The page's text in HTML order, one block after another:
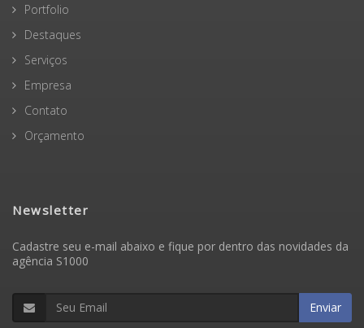
Portfolio
Destaques
Serviços
Empresa
Contato
Orçamento
Newsletter
Cadastre seu e-mail abaixo e fique por dentro das novidades da
agência S1000
Enviar